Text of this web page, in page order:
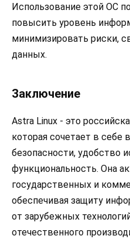
Использование этой ОС
повысить уровень
минимизировать риски,
данных.
Заключение
Astra Linux - это
которая сочетает в себе
безопасности, удобство
функциональность. Она
государственных и
обеспечивая защиту
от зарубежных
отечественного